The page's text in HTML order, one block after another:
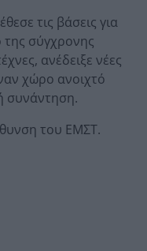
τις βάσεις για
της σύγχρονης
ανέδειξε νέες
χώρο ανοιχτό
συνάντηση.
του ΕΜΣΤ.